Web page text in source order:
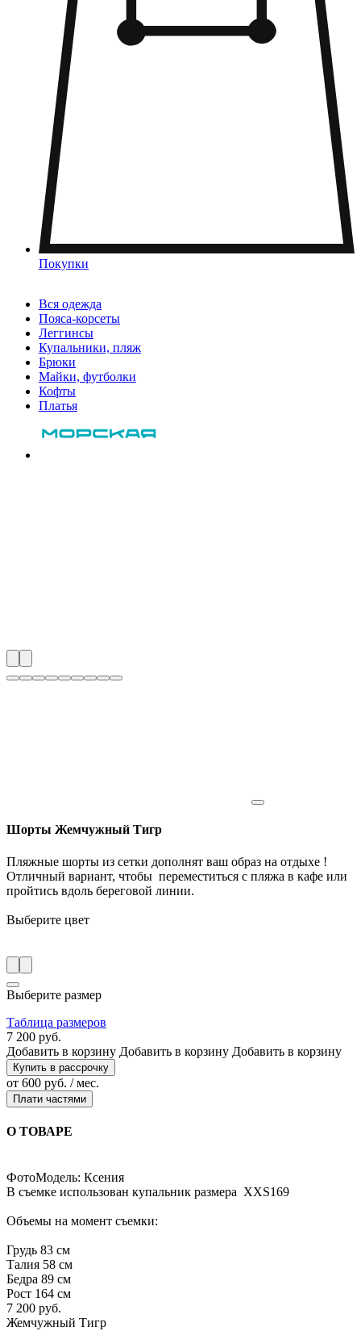
Покупки
Вся одежда
Пояса-корсеты
Леггинсы
Купальники, пляж
Брюки
Майки, футболки
Кофты
Платья
Шорты Жемчужный Тигр
Пляжные шорты из сетки дополнят ваш образ на отдыхе !
Отличный вариант, чтобы переместиться с пляжа в кафе или
пройтись вдоль береговой линии.
Выберите цвет
Выберите размер
Таблица размеров
7 200 руб.
Добавить в корзину Добавить в корзину Добавить в корзину
Купить в рассрочку
от 600 руб. / мес.
Плати частями
О ТОВАРЕ
ФотоМодель: Ксения
В съемке использован купальник размера XXS169
Объемы на момент съемки:
Грудь 83 см
Талия 58 см
Бедра 89 см
Рост 164 см
7 200 руб.
Жемчужный Тигр